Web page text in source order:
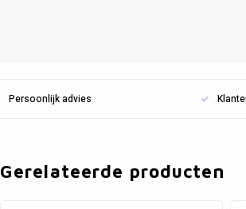
Persoonlijk advies
Gerelateerde producten